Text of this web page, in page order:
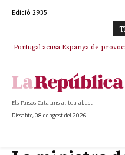
Edició 2935
Portugal acusa Espanya de
Els Països Catalans al teu abast
Dissabte, 08 de agost del 2026